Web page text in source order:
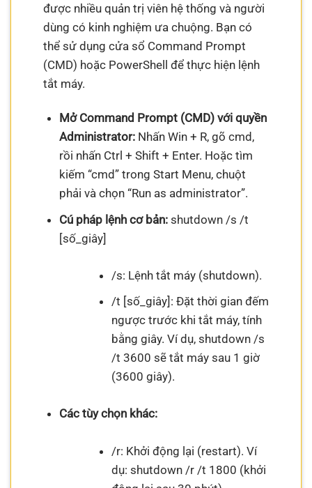
được nhiều quản trị viên hệ thống và người
dùng có kinh nghiệm ưa chuộng. Bạn có
thể sử dụng cửa sổ Command Prompt
(CMD) hoặc PowerShell để thực hiện lệnh
tắt máy.
Mở Command Prompt (CMD) với quyền
Administrator:Nhấn Win + R, gõ cmd,
rồi nhấn Ctrl + Shift + Enter. Hoặc tìm
kiếm “cmd” trong Start Menu, chuột
phải và chọn “Run as administrator”.
Cú pháp lệnh cơ bản:shutdown /s /t
[số_giây]
/s: Lệnh tắt máy (shutdown).
/t [số_giây]: Đặt thời gian đếm
ngược trước khi tắt máy, tính
bằng giây. Ví dụ, shutdown /s
/t 3600 sẽ tắt máy sau 1 giờ
(3600 giây).
Các tùy chọn khác:
/r: Khởi động lại (restart). Ví
dụ: shutdown /r /t 1800 (khởi